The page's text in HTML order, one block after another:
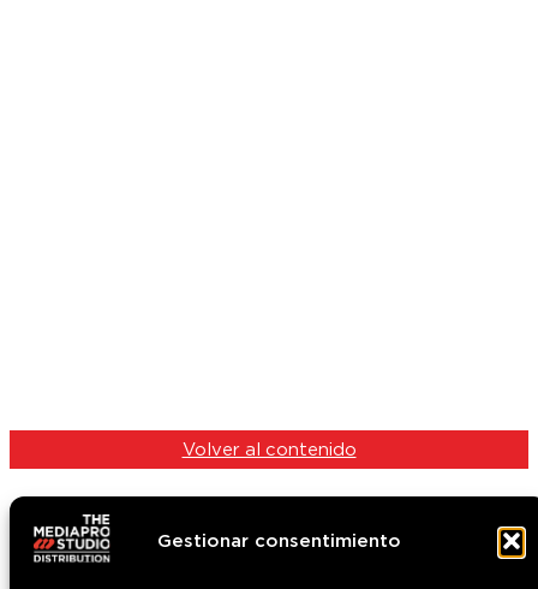
Gestionar consentimiento
Volver al contenido